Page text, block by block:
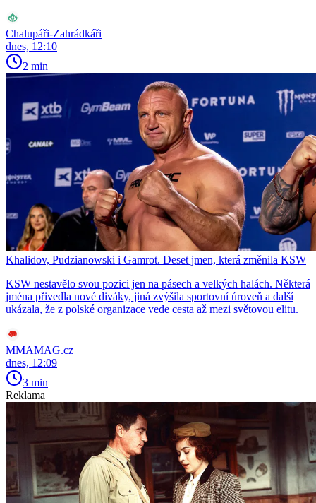
Chalupáři-Zahrádkáři
dnes, 12:10
2 min
Khalidov, Pudzianowski i Gamrot. Deset jmen, která změnila KSW
KSW nestavělo svou pozici jen na pásech a velkých halách. Některá
jména přivedla nové diváky, jiná zvýšila sportovní úroveň a další
ukázala, že z polské organizace vede cesta až mezi světovou elitu.
MMAMAG.cz
dnes, 12:09
3 min
Reklama